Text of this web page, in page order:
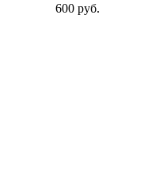
600 руб.